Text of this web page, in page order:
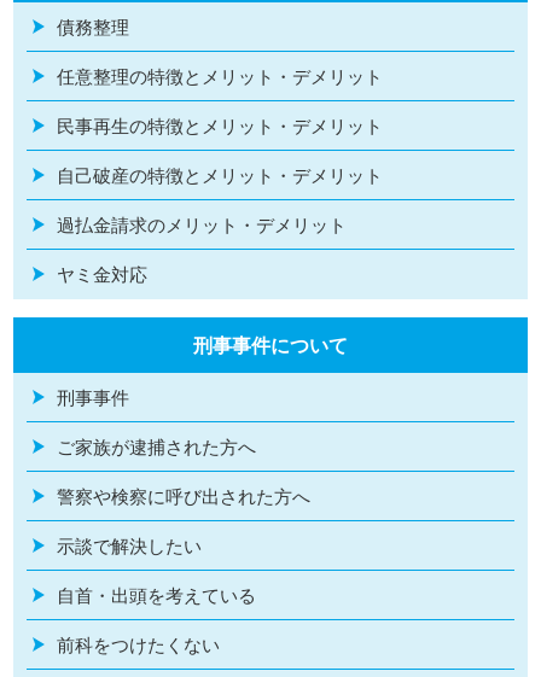
債務整理
任意整理の特徴とメリット・デメリット
民事再生の特徴とメリット・デメリット
自己破産の特徴とメリット・デメリット
過払金請求のメリット・デメリット
ヤミ金対応
刑事事件について
刑事事件
ご家族が逮捕された方へ
警察や検察に呼び出された方へ
示談で解決したい
自首・出頭を考えている
前科をつけたくない